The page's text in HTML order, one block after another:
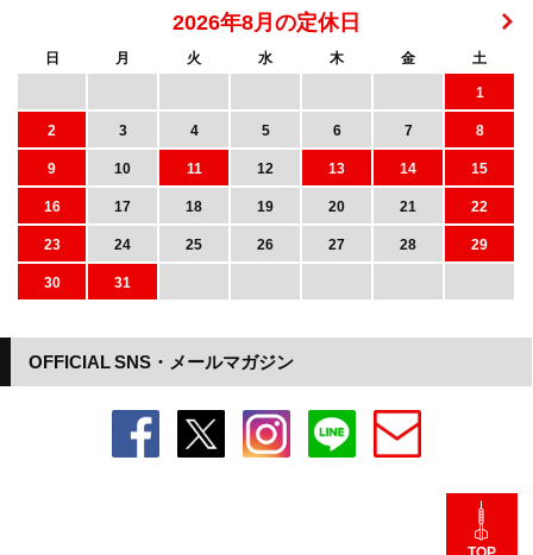
OFFICIAL SNS・メールマガジン
2026年8月の定休日
日 月 火 水 木 金
土
1
2
3 4 5 6 7
8
9
10 11 12 13 14
15
16
17 18 19 20 21
22
23
24 25 26 27 28
29
30
31